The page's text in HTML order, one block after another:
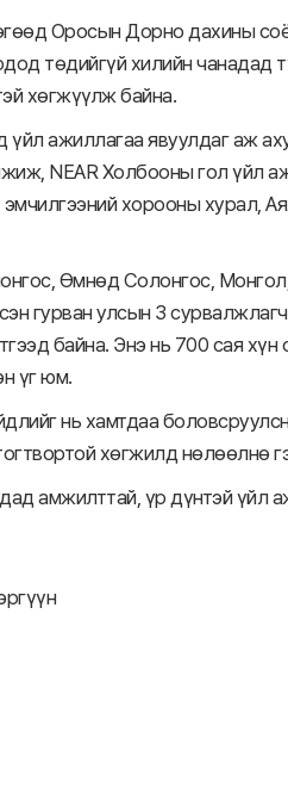
Оросын Дорно дахины
төдийгүй хилийн чанадад
хөгжүүлж байна.
ажиллагаа явуулдаг аж
NEAR Холбооны гол үйл
хорооны хурал,
Өмнөд Солонгос,
гурван улсын 3
байна. Энэ нь 700 сая
үг юм.
нь хамтдаа
хөгжилд нөлөөлнө
амжилттай, үр дүнтэй үйл